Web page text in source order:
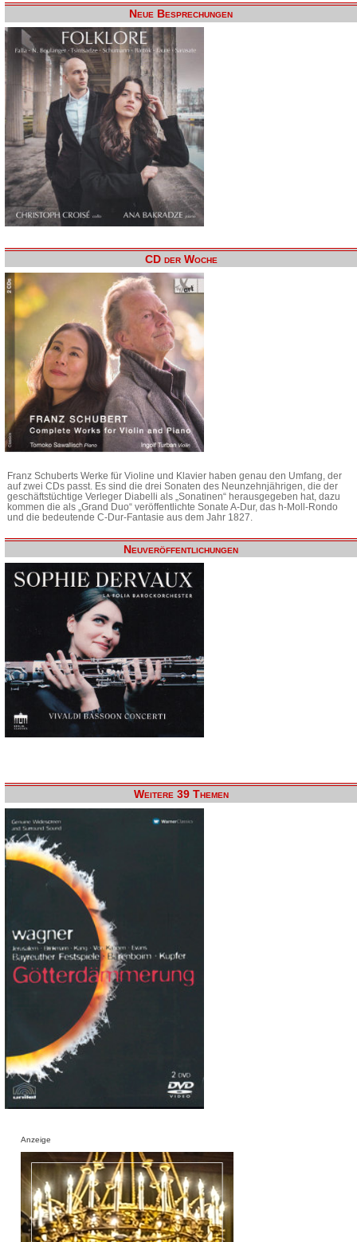
Neue Besprechungen
CD der Woche
Franz Schuberts Werke für Violine und Klavier haben genau den Umfang, der
auf zwei CDs passt. Es sind die drei Sonaten des Neunzehnjährigen, die der
geschäftstüchtige Verleger Diabelli als „Sonatinen“ herausgegeben hat, dazu
kommen die als „Grand Duo“ veröffentlichte Sonate A-Dur, das h-Moll-Rondo
und die bedeutende C-Dur-Fantasie aus dem Jahr 1827.
Neuveröffentlichungen
Weitere 39 Themen
Anzeige